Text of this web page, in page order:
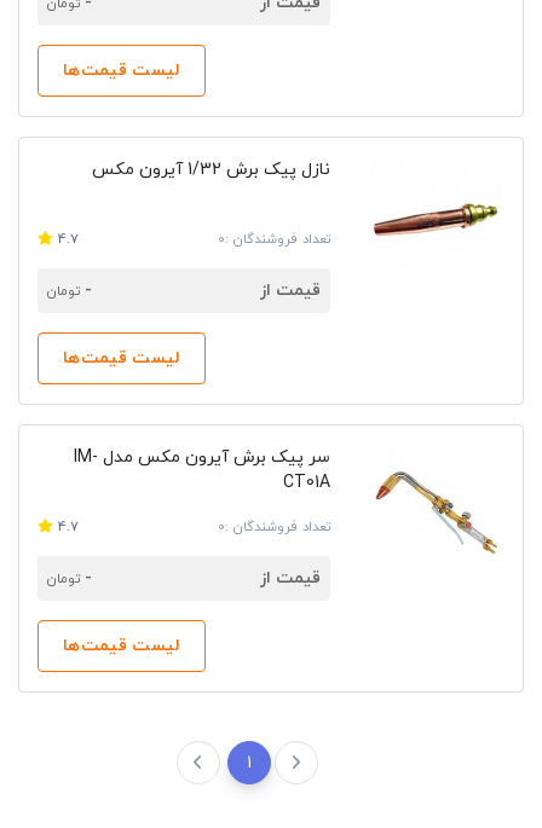
لیست قیمت‌ها
نازل پیک برش 1/32 آیرون مکس
تعداد فروشندگان :0 4.7
قیمت از - تومان
لیست قیمت‌ها
سر پیک برش آیرون مکس مدل IM-
CT01A
تعداد فروشندگان :0 4.7
قیمت از - تومان
لیست قیمت‌ها
1